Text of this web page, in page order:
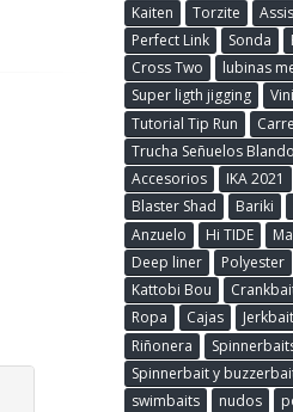
Kaiten
Torzite
Perfect Link
Sonda
Cross Two
lubinas
Super ligth jigging
Tutorial Tip Run
Trucha Señuelos
Accesorios
IKA 2021
Blaster Shad
Bariki
Anzuelo
Hi TIDE
Deep liner
Polyester
Kattobi Bou
Ropa
Cajas
Riñonera
Spinnerbait y
swimbaits
nudos